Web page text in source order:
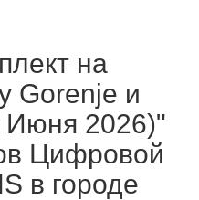
на
Gorenje и
Июня 2026)"
Цифровой
в городе